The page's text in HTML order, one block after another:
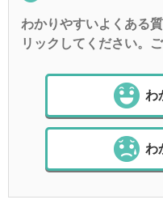
わかりやすいよくある
リックしてください。
わ
わ